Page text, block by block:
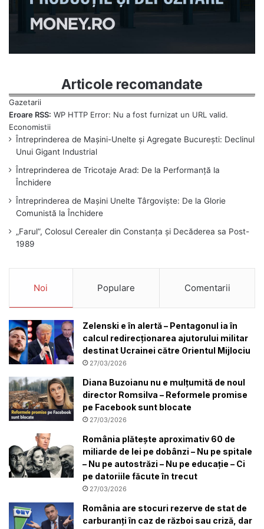
Articole recomandate
Eroare RSS: WP HTTP Error: Nu a fost furnizat un URL valid.
Întreprinderea de Mașini-Unelte și Agregate București: Declinul
Unui Gigant Industrial
Întreprinderea de Tricotaje Arad: De la Performanță la
Închidere
Întreprinderea de Mașini Unelte Târgoviște: De la Glorie
Comunistă la Închidere
„Farul”, Colosul Cerealer din Constanța și Decăderea sa Post-
1989
Noi Populare Comentarii
Zelenski e în alertă – Pentagonul ia în
calcul redirecționarea ajutorului militar
destinat Ucrainei către Orientul Mijlociu
27/03/2026
Diana Buzoianu nu e mulțumită de noul
director Romsilva – Reformele promise
pe Facebook sunt blocate
27/03/2026
România plătește aproximativ 60 de
miliarde de lei pe dobânzi – Nu pe spitale
– Nu pe autostrăzi – Nu pe educație – Ci
pe datoriile făcute în trecut
27/03/2026
România are stocuri rezerve de stat de
carburanți în caz de război sau criză, dar